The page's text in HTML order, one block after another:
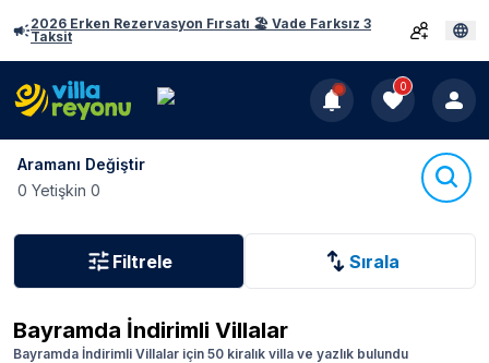
2026 Erken Rezervasyon Fırsatı 🏖️ Vade Farksız 3
Taksit
0
Aramanı Değiştir
0 Yetişkin 0
Filtrele Sırala
Bayramda İndirimli Villalar
Bayramda İndirimli Villalar için 50 kiralık villa ve yazlık bulundu